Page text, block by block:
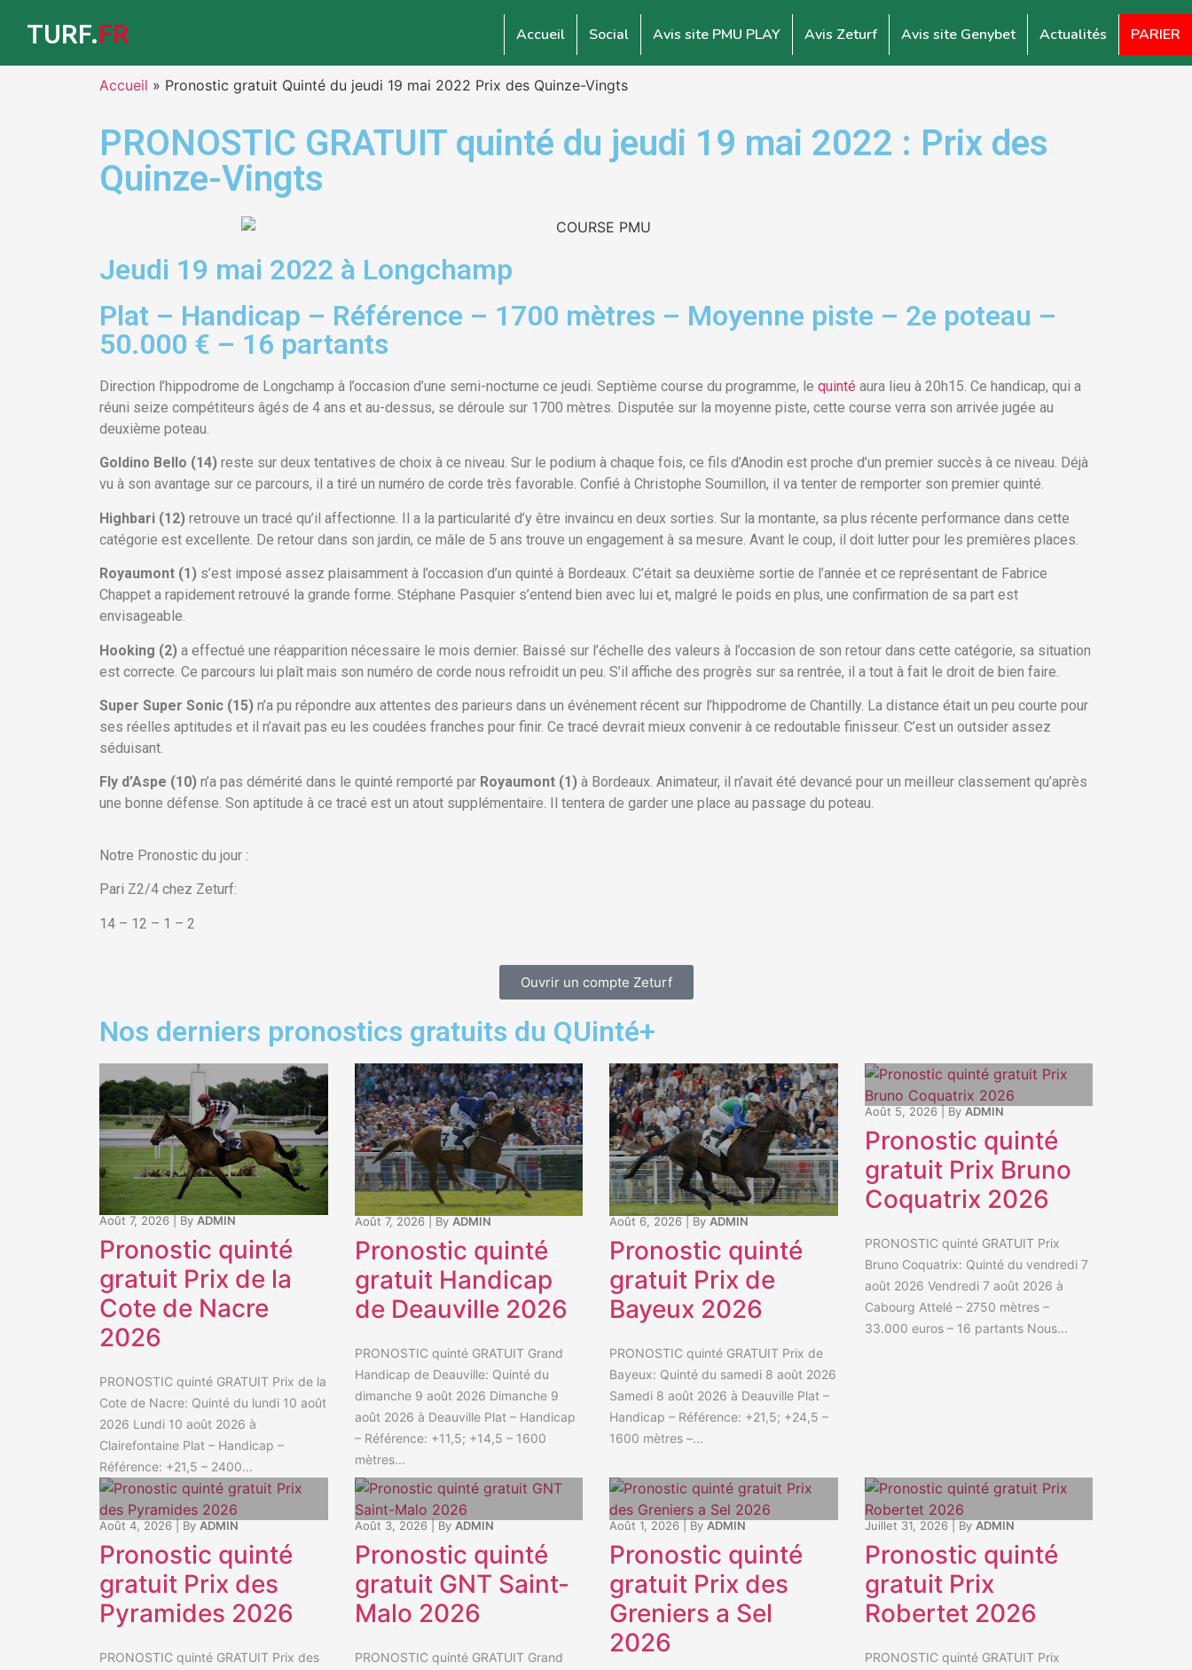
TURF.FR Accueil Social Avis site PMU PLAY Avis Zeturf Avis site Genybet Actualités PARIER
Accueil » Pronostic gratuit Quinté du jeudi 19 mai 2022 Prix des Quinze-Vingts
PRONOSTIC GRATUIT quinté du jeudi 19 mai 2022 : Prix des
Quinze-Vingts
Jeudi 19 mai 2022 à Longchamp
Plat – Handicap – Référence – 1700 mètres – Moyenne piste – 2e poteau –
50.000 € – 16 partants
Direction l’hippodrome de Longchamp à l’occasion d’une semi-nocturne ce jeudi. Septième course du programme, le quinté aura lieu à 20h15. Ce handicap, qui a
réuni seize compétiteurs âgés de 4 ans et au-dessus, se déroule sur 1700 mètres. Disputée sur la moyenne piste, cette course verra son arrivée jugée au
deuxième poteau.
Goldino Bello (14) reste sur deux tentatives de choix à ce niveau. Sur le podium à chaque fois, ce fils d’Anodin est proche d’un premier succès à ce niveau. Déjà
vu à son avantage sur ce parcours, il a tiré un numéro de corde très favorable. Confié à Christophe Soumillon, il va tenter de remporter son premier quinté.
Highbari (12) retrouve un tracé qu’il affectionne. Il a la particularité d’y être invaincu en deux sorties. Sur la montante, sa plus récente performance dans cette
catégorie est excellente. De retour dans son jardin, ce mâle de 5 ans trouve un engagement à sa mesure. Avant le coup, il doit lutter pour les premières places.
Royaumont (1) s’est imposé assez plaisamment à l’occasion d’un quinté à Bordeaux. C’était sa deuxième sortie de l’année et ce représentant de Fabrice
Chappet a rapidement retrouvé la grande forme. Stéphane Pasquier s’entend bien avec lui et, malgré le poids en plus, une confirmation de sa part est
envisageable.
Hooking (2) a effectué une réapparition nécessaire le mois dernier. Baissé sur l’échelle des valeurs à l’occasion de son retour dans cette catégorie, sa situation
est correcte. Ce parcours lui plaît mais son numéro de corde nous refroidit un peu. S’il affiche des progrès sur sa rentrée, il a tout à fait le droit de bien faire.
Super Super Sonic (15) n’a pu répondre aux attentes des parieurs dans un événement récent sur l’hippodrome de Chantilly. La distance était un peu courte pour
ses réelles aptitudes et il n’avait pas eu les coudées franches pour finir. Ce tracé devrait mieux convenir à ce redoutable finisseur. C’est un outsider assez
séduisant.
Fly d’Aspe (10) n’a pas démérité dans le quinté remporté par Royaumont (1) à Bordeaux. Animateur, il n’avait été devancé pour un meilleur classement qu’après
une bonne défense. Son aptitude à ce tracé est un atout supplémentaire. Il tentera de garder une place au passage du poteau.
Notre Pronostic du jour :
Pari Z2/4 chez Zeturf:
14 – 12 – 1 – 2
Ouvrir un compte Zeturf
Nos derniers pronostics gratuits du QUinté+
Août 7, 2026 By ADMIN
Pronostic quinté
gratuit Prix de la
Cote de Nacre
2026
PRONOSTIC quinté GRATUIT Prix de la
Cote de Nacre: Quinté du lundi 10 août
2026 Lundi 10 août 2026 à
Clairefontaine Plat – Handicap –
Référence: +21,5 – 2400...
Août 7, 2026 By ADMIN
Pronostic quinté
gratuit Handicap
de Deauville 2026
PRONOSTIC quinté GRATUIT Grand
Handicap de Deauville: Quinté du
dimanche 9 août 2026 Dimanche 9
août 2026 à Deauville Plat – Handicap
– Référence: +11,5; +14,5 – 1600
mètres...
Août 6, 2026 By ADMIN
Pronostic quinté
gratuit Prix de
Bayeux 2026
PRONOSTIC quinté GRATUIT Prix de
Bayeux: Quinté du samedi 8 août 2026
Samedi 8 août 2026 à Deauville Plat –
Handicap – Référence: +21,5; +24,5 –
1600 mètres –...
Août 5, 2026 By ADMIN
Pronostic quinté
gratuit Prix Bruno
Coquatrix 2026
PRONOSTIC quinté GRATUIT Prix
Bruno Coquatrix: Quinté du vendredi 7
août 2026 Vendredi 7 août 2026 à
Cabourg Attelé – 2750 mètres –
33.000 euros – 16 partants Nous...
Août 4, 2026 By ADMIN
Pronostic quinté
gratuit Prix des
Pyramides 2026
PRONOSTIC quinté GRATUIT Prix des
Août 3, 2026 By ADMIN
Pronostic quinté
gratuit GNT Saint-
Malo 2026
PRONOSTIC quinté GRATUIT Grand
Août 1, 2026 By ADMIN
Pronostic quinté
gratuit Prix des
Greniers a Sel
2026
Juillet 31, 2026 By ADMIN
Pronostic quinté
gratuit Prix
Robertet 2026
PRONOSTIC quinté GRATUIT Prix